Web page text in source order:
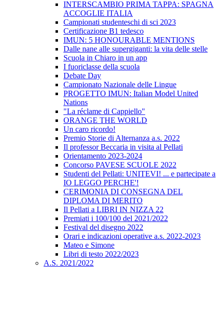
INTERSCAMBIO PRIMA TAPPA: SPAGNA
ACCOGLIE ITALIA
Campionati studenteschi di sci 2023
Certificazione B1 tedesco
IMUN: 5 HONOURABLE MENTIONS
Dalle nane alle supergiganti: la vita delle stelle
Scuola in Chiaro in un app
I fuoriclasse della scuola
Debate Day
Campionato Nazionale delle Lingue
PROGETTO IMUN: Italian Model United
Nations
"La réclame di Cappiello"
ORANGE THE WORLD
Un caro ricordo!
Premio Storie di Alternanza a.s. 2022
Il professor Beccaria in visita al Pellati
Orientamento 2023-2024
Concorso PAVESE SCUOLE 2022
Studenti del Pellati: UNITEVI! ... e partecipate a
IO LEGGO PERCHE'!
CERIMONIA DI CONSEGNA DEL
DIPLOMA DI MERITO
Il Pellati a LIBRI IN NIZZA 22
Premiati i 100/100 del 2021/2022
Festival del disegno 2022
Orari e indicazioni operative a.s. 2022-2023
Mateo e Simone
Libri di testo 2022/2023
A.S. 2021/2022